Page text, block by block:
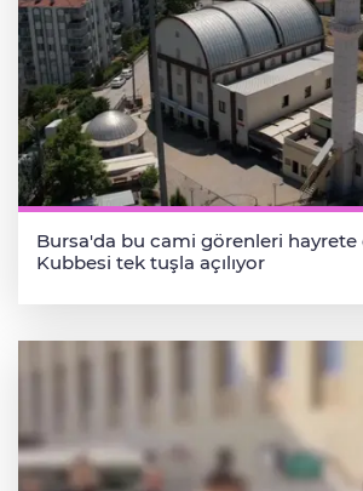
Bursa'da bu cami görenleri hayrete
Kubbesi tek tuşla açılıyor